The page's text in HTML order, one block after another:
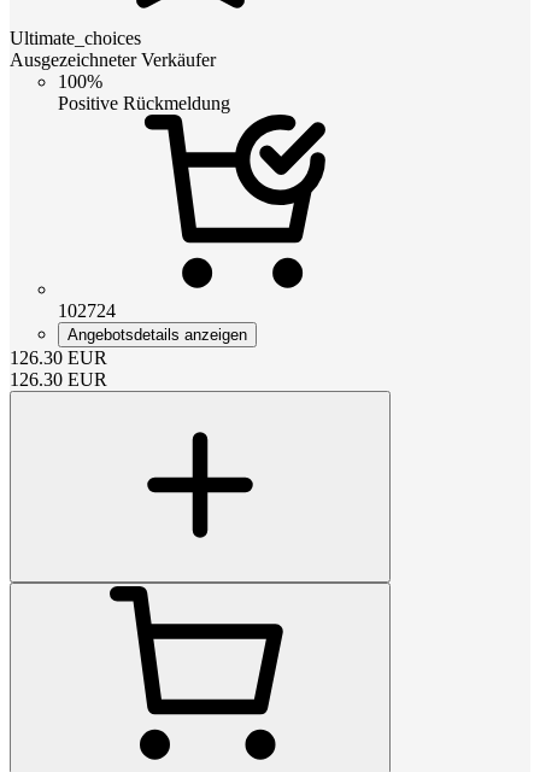
Ultimate_choices
Ausgezeichneter Verkäufer
100%
Positive Rückmeldung
102724
Angebotsdetails anzeigen
126.30 EUR
126.30 EUR